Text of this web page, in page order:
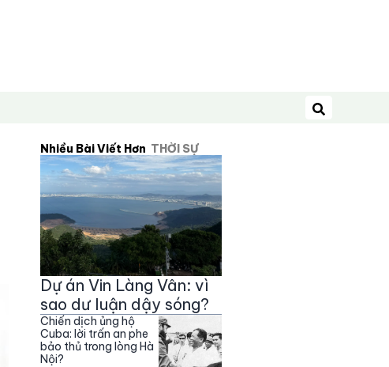
Tìm kiếm
Nhiều Bài Viết Hơn THỜI SỰ
Dự án Vin Làng Vân: vì
sao dư luận dậy sóng?
Chiến dịch ủng hộ
Cuba: lời trấn an phe
bảo thủ trong lòng Hà
Nội?